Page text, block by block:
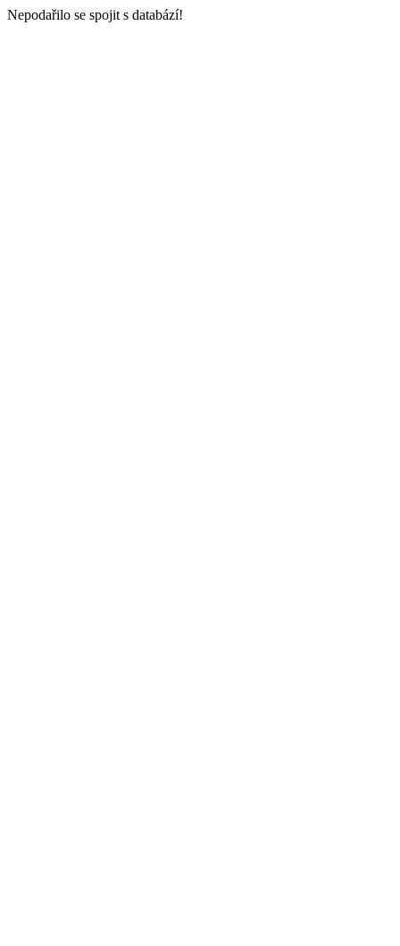
Nepodařilo se spojit s databází!